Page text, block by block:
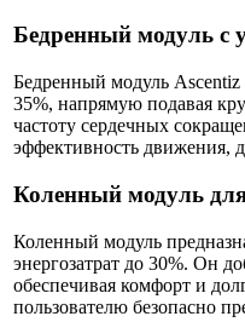
Бедренный модуль с
Бедренный модуль Ascentiz
35%, напрямую подавая
частоту сердечных
эффективность движения,
Коленный модуль
Коленный модуль
энергозатрат до 30%. Он
обеспечивая комфорт и
пользователю безопасно